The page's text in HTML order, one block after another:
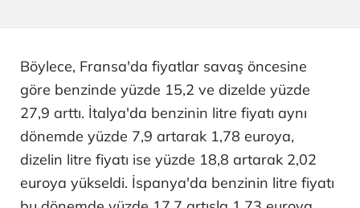
Böylece, Fransa'da fiyatlar savaş öncesine
göre benzinde yüzde 15,2 ve dizelde yüzde
27,9 arttı. İtalya'da benzinin litre fiyatı aynı
dönemde yüzde 7,9 artarak 1,78 euroya,
dizelin litre fiyatı ise yüzde 18,8 artarak 2,02
euroya yükseldi. İspanya'da benzinin litre fiyatı